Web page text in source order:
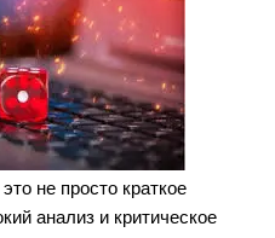
не просто краткое
анализ и критическое